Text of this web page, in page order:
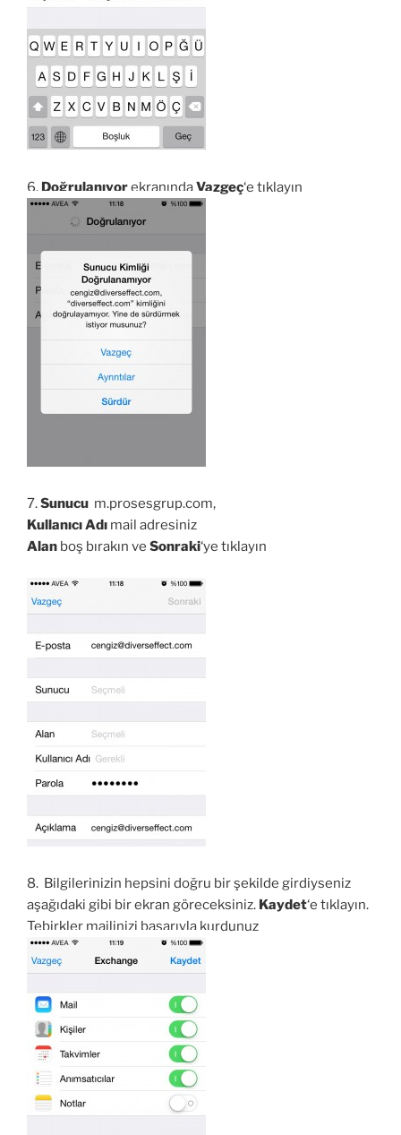
6. DoğrulanıyorekranındaVazgeç‘e tıklayın
7.Sunucu m.prosesgrup.com,
Kullanıcı Adı mail adresiniz
Alan boş bırakın ve Sonraki‘ye tıklayın
8. Bilgilerinizin hepsini doğru bir şekilde girdiyseniz
aşağıdaki gibi bir ekran göreceksiniz. Kaydet‘e tıklayın.
Tebirkler mailinizi başarıyla kurdunuz